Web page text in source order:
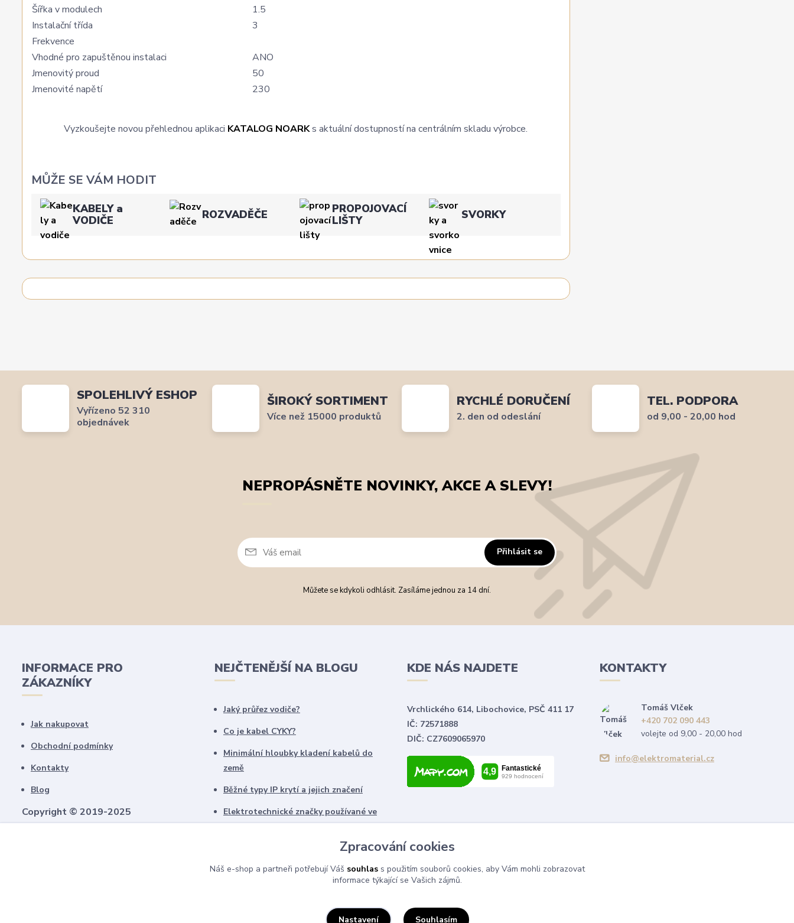
Šířka v modulech
1.5
Instalační třída
3
Frekvence
Vhodné pro zapuštěnou instalaci
ANO
Jmenovitý proud
50
Jmenovité napětí
230
Vyzkoušejte novou přehlednou aplikaci KATALOG NOARKs aktuální dostupností na centrálním skladu výrobce.
MŮŽE SE VÁM HODIT
KABELY a
VODIČE
ROZVADĚČE
PROPOJOVACÍ
LIŠTY
SVORKY
SPOLEHLIVÝ ESHOP
Vyřízeno 52 310
objednávek
ŠIROKÝ SORTIMENT
Více než 15000 produktů
RYCHLÉ DORUČENÍ
2. den od odeslání
TEL. PODPORA
od 9,00 - 20,00 hod
NEPROPÁSNĚTE NOVINKY, AKCE A SLEVY!
Přihlásit se
Můžete se kdykoli odhlásit. Zasíláme jednou za 14 dní.
INFORMACE PRO
ZÁKAZNÍKY
Jak nakupovat
Obchodní podmínky
Kontakty
Blog
Copyright © 2019-2025
NEJČTENĚJŠÍ NA BLOGU
Jaký průřez vodiče?
Co je kabel CYKY?
Minimální hloubky kladení kabelů do
země
Běžné typy IP krytí a jejich značení
Elektrotechnické značky používané ve
schématech
KDE NÁS NAJDETE
Vrchlického 614, Libochovice, PSČ 411 17
IČ: 72571888
DIČ: CZ7609065970
KONTAKTY
Tomáš Vlček
+420 702 090 443
volejte od 9,00 - 20,00 hod
info@elektromaterial.cz
Zpracování cookies
Náš e-shop a partneři potřebují Váš souhlass použitím souborů cookies, aby Vám mohli zobrazovat
informace týkající se Vašich zájmů.
Nastavení Souhlasím